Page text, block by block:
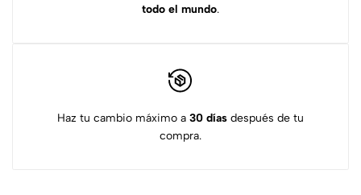
todo el mundo.
Haz tu cambio máximo a 30 días después de tu
compra.